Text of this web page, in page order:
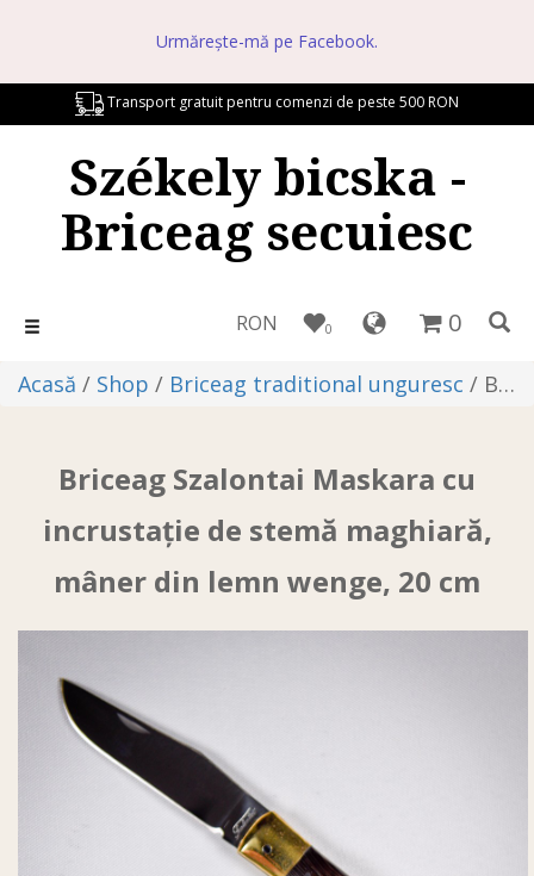
Urmărește-mă pe Facebook.
Transport gratuit pentru comenzi de peste 500 RON
Székely bicska -
Briceag secuiesc
Toggle
0
0
RON
Acasă / Shop / Briceag traditional unguresc / Briceag Szalontai Maskara cu incrustație de stemă maghiară, mâner din lemn wenge, 20 cm
Briceag Szalontai Maskara cu
incrustație de stemă maghiară,
mâner din lemn wenge, 20 cm